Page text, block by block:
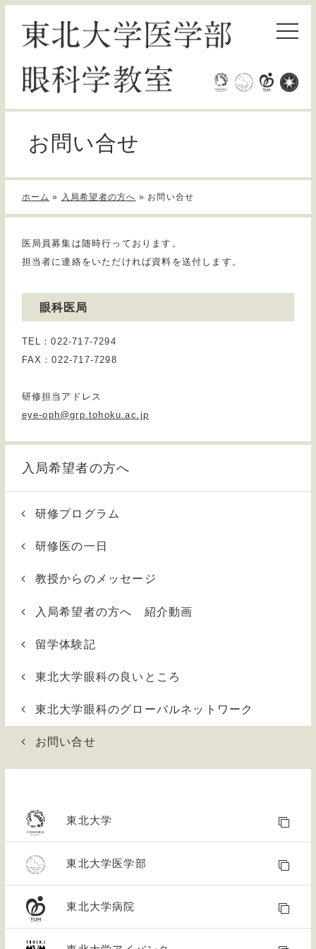
お問い合せ
ホーム » 入局希望者の方へ » お問い合せ
医局員募集は随時行っております。
担当者に連絡をいただければ資料を送付します。
眼科医局
TEL：022-717-7294
FAX：022-717-7298
研修担当アドレス
eye-oph@grp.tohoku.ac.jp
入局希望者の方へ
研修プログラム
研修医の一日
教授からのメッセージ
入局希望者の方へ 紹介動画
留学体験記
東北大学眼科の良いところ
東北大学眼科のグローバルネットワーク
お問い合せ
東北大学
東北大学医学部
東北大学病院